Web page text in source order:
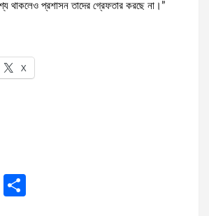
থাকলেও প্রশাসন তাদের গ্রেফতার করছে না।”
X
W